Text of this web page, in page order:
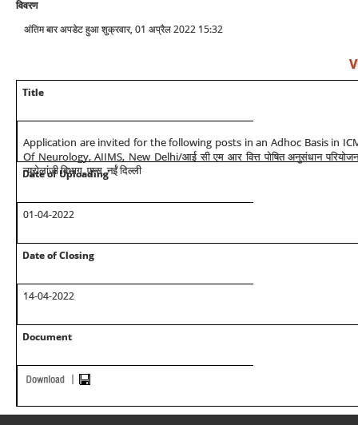
विवरण
अंतिम बार अपडेट हुआ शुक्रवार, 01 अप्रैल 2022 15:32
Title
Application are invited for the following posts in an Adhoc Basis in
Of Neurology, AIIMS, New Delhi/आई सी एम आर वित्त पोषित अनुसंधान
न्यूरोलांजी विभाग, एम्स, नईं दिल्ली
Date of Uploading
01-04-2022
Date of Closing
14-04-2022
Document